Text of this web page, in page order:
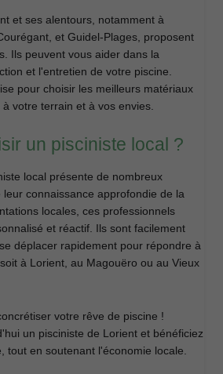
et ses alentours, notamment à
et Guidel-Plages, proposent
Ils peuvent vous aider dans la
et l'entretien de votre piscine.
pour choisir les meilleurs matériaux
votre terrain et à vos envies.
un pisciniste local ?
local présente de nombreux
connaissance approfondie de la
locales, ces professionnels
et réactif. Ils sont facilement
déplacer rapidement pour répondre à
à Lorient, au Magouëro ou au Vieux
votre rêve de piscine !
un pisciniste de Lorient et bénéficiez
tout en soutenant l'économie locale.